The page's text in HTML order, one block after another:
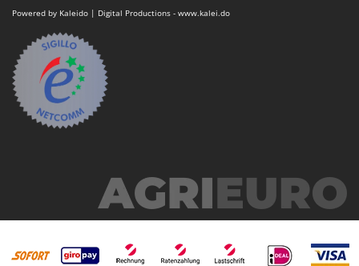
Outdoorchef
P
Palazzetti
Palumbo Pavi
Partisani
Paterlini
Prismafood
R
R.G.V.
Powered by Kaleido | Digital Productions - www.kalei.do